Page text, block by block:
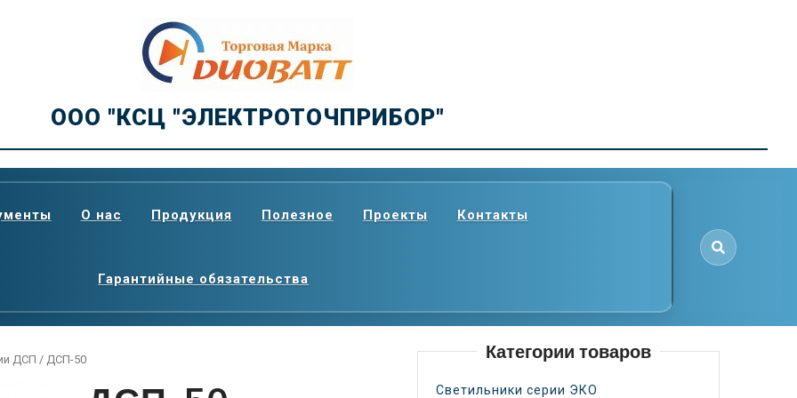
ООО "КСЦ "ЭЛЕКТРОТОЧПРИБОР"
О нас Продукция Полезное Проекты Контакты
Гарантийные обязательства
ДСП / ДСП-50 Категории товаров
Светильники серии ЭКО